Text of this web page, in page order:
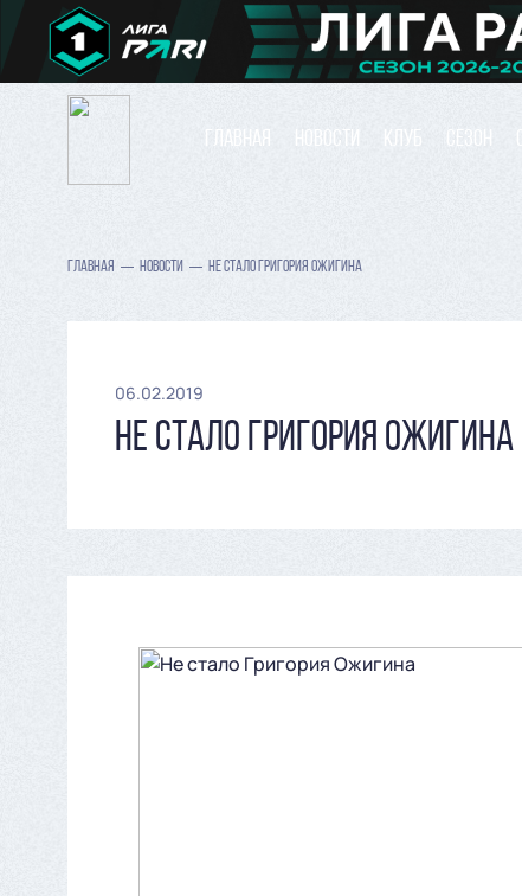
ГЛАВНАЯ НОВОСТИ КЛУБ СЕЗОН
ГЛАВНАЯ НОВОСТИ НЕ СТАЛО ГРИГОРИЯ ОЖИГИНА
06.02.2019
НЕ СТАЛО ГРИГОРИЯ ОЖИГИНА